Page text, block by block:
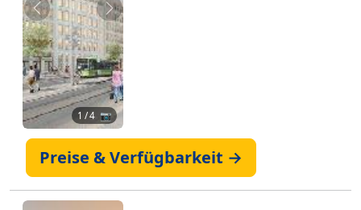
Zurück Weiter
1 / 4 📷
Preise & Verfügbarkeit →